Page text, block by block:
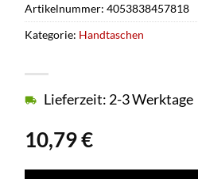
10,79€
Lieferzeit: 2-3 Werktage
Artikelnummer:4053838457818
Kategorie: Handtaschen